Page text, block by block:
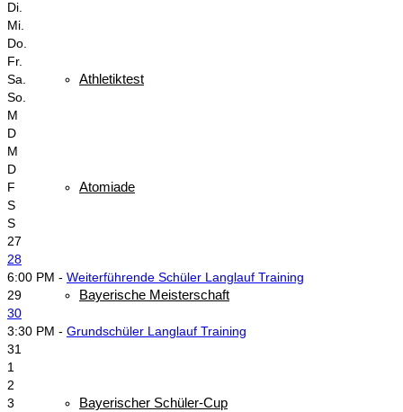
Athletiktest
Atomiade
Bayerische Meisterschaft
Bayerischer Schüler-Cup
Di.
Mi.
Do.
Fr.
Sa.
So.
M
D
M
D
F
S
S
27
28
6:00 PM - Weiterführende Schüler Langlauf Training
29
30
3:30 PM - Grundschüler Langlauf Training
31
1
2
3